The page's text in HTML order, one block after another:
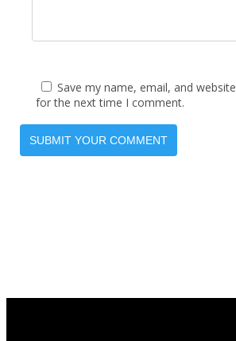
Save my name, email, and
for the next time I comment.